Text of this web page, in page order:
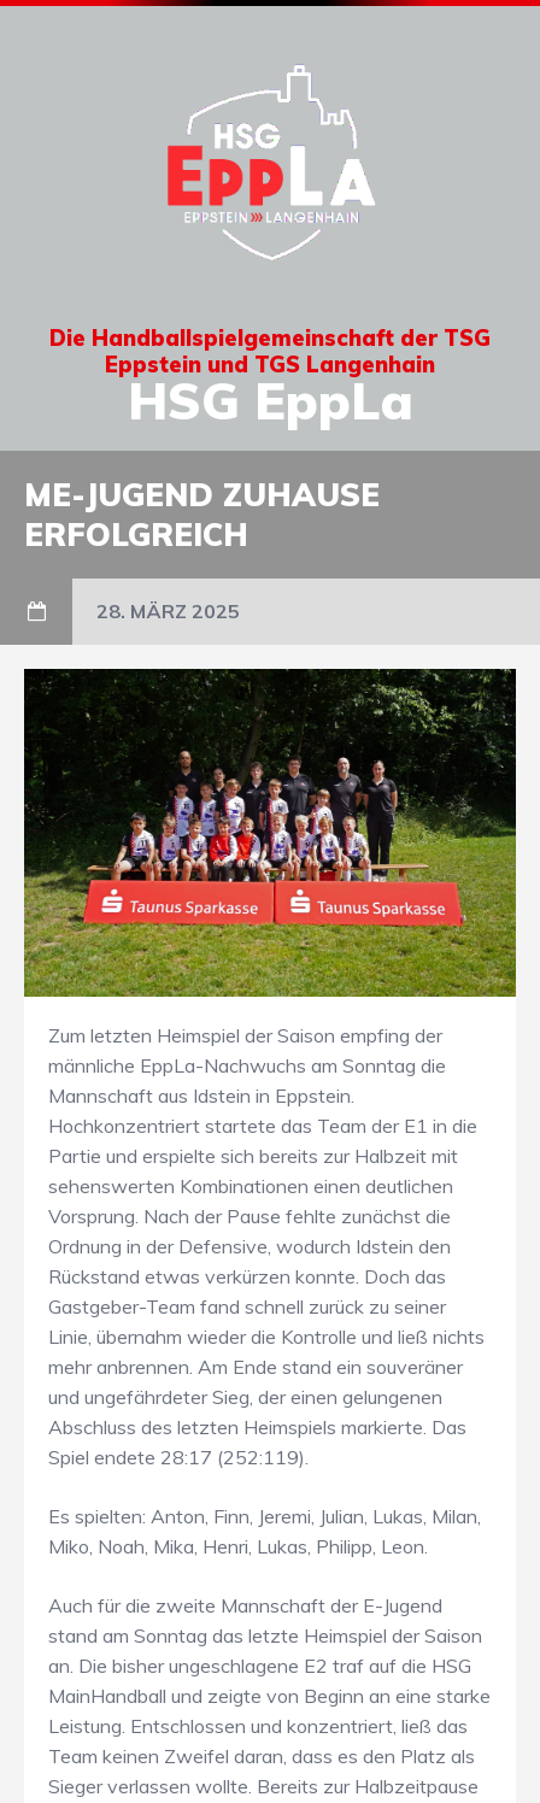
Die Handballspielgemeinschaft der TSG
Eppstein und TGS Langenhain
HSG EppLa
ME-JUGEND ZUHAUSE
ERFOLGREICH
28. MÄRZ 2025
Zum letzten Heimspiel der Saison empfing der
männliche EppLa-Nachwuchs am Sonntag die
Mannschaft aus Idstein in Eppstein.
Hochkonzentriert startete das Team der E1 in die
Partie und erspielte sich bereits zur Halbzeit mit
sehenswerten Kombinationen einen deutlichen
Vorsprung. Nach der Pause fehlte zunächst die
Ordnung in der Defensive, wodurch Idstein den
Rückstand etwas verkürzen konnte. Doch das
Gastgeber-Team fand schnell zurück zu seiner
Linie, übernahm wieder die Kontrolle und ließ nichts
mehr anbrennen. Am Ende stand ein souveräner
und ungefährdeter Sieg, der einen gelungenen
Abschluss des letzten Heimspiels markierte. Das
Spiel endete 28:17 (252:119).
Es spielten: Anton, Finn, Jeremi, Julian, Lukas, Milan,
Miko, Noah, Mika, Henri, Lukas, Philipp, Leon.
Auch für die zweite Mannschaft der E-Jugend
stand am Sonntag das letzte Heimspiel der Saison
an. Die bisher ungeschlagene E2 traf auf die HSG
MainHandball und zeigte von Beginn an eine starke
Leistung. Entschlossen und konzentriert, ließ das
Team keinen Zweifel daran, dass es den Platz als
Sieger verlassen wollte. Bereits zur Halbzeitpause